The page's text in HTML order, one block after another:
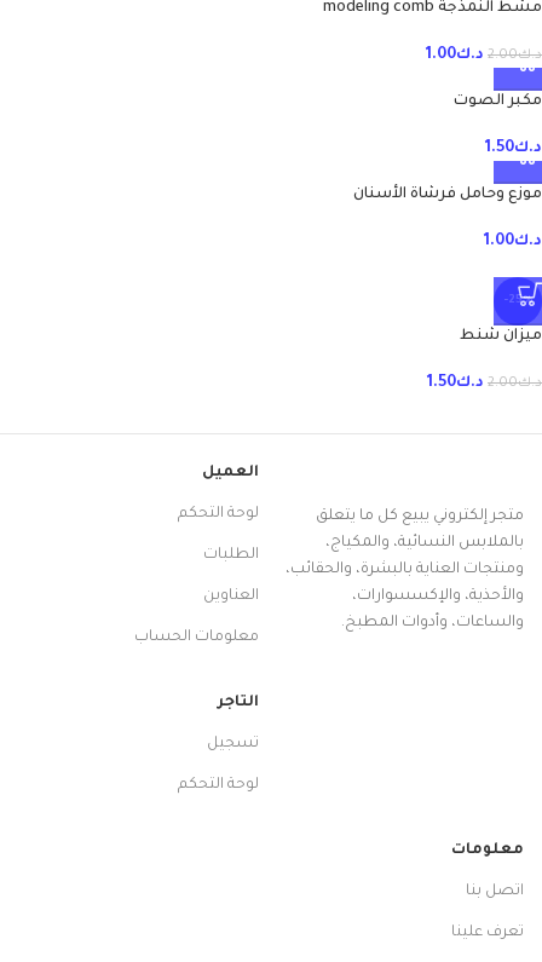
مشط النمذجة modeling comb
د.ك2.00 د.ك1.00
مكبر الصوت
د.ك1.50
موزع وحامل فرشاة الأسنان
د.ك1.00
-25%
ميزان شنط
د.ك2.00 د.ك1.50
متجر إلكتروني يبيع كل ما يتعلق
بالملابس النسائية، والمكياج،
ومنتجات العناية بالبشرة، والحقائب،
والأحذية، والإكسسوارات،
والساعات، وأدوات المطبخ.
العميل
لوحة التحكم
الطلبات
العناوين
معلومات الحساب
التاجر
تسجيل
لوحة التحكم
معلومات
اتصل بنا
تعرف علينا